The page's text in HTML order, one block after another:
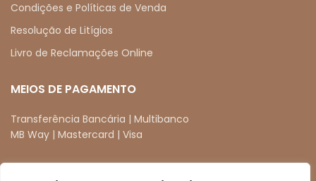
Condições e Políticas de Venda
Resolução de Litígios
Livro de Reclamações Online
MEIOS DE PAGAMENTO
Transferência Bancária | Multibanco
MB Way | Mastercard | Visa